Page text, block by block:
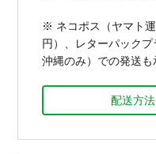
※ ネコポス（ヤマト
円）、レターパック
沖縄のみ）での発送も
配送方